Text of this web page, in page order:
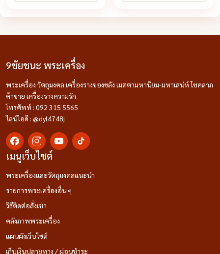
9ชัยชนะ พระเครื่อง
พระเครื่อง วัตถุมงคล เครื่องรางของขลัง เมตตามหานิยม-มหาเสน่ห์ โชคลาภ
ค้าขาย เครื่องรางความรัก
โทรศัพท์ : 092 315 5565
ไลน์ไอดี : @dyl4748j
เมนูเว็บไซต์
พระเครื่องและวัตถุมงคลแนะนำ
รายการพระเครื่องอื่น ๆ
วิธีติดต่อสั่งเช่า
คลังภาพพระเครื่อง
แผนผังเว็บไซต์
เก็บเงินปลายทาง / ผ่อนชำระ